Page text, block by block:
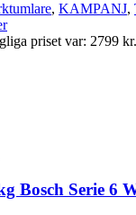
, KAMPANJ,
priset var: 2799 kr.
Bosch Serie 6